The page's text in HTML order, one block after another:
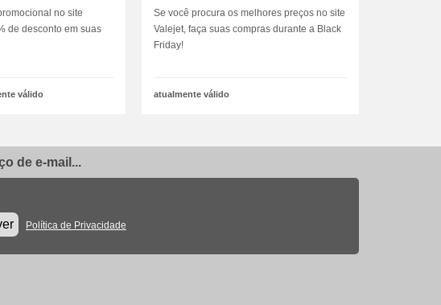
no site
de desconto em suas
válido
Se você procura os melhores preços no site
Valejet, faça suas compras durante a Black
Friday!
atualmente válido
de e-mail...
Política de Privacidade